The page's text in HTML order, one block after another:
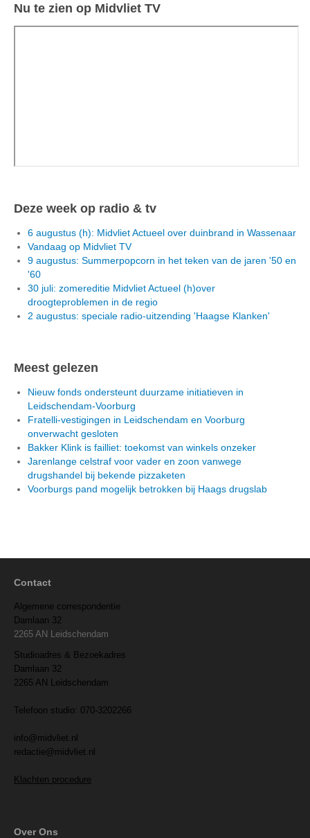
Nu te zien op Midvliet TV
Deze week op radio & tv
6 augustus (h): Midvliet Actueel over duinbrand in Wassenaar
Vandaag op Midvliet TV
9 augustus: Summerpopcorn in het teken van de jaren '50 en
'60
30 juli: zomereditie Midvliet Actueel (h)over
droogteproblemen in de regio
2 augustus: speciale radio-uitzending 'Haagse Klanken'
Meest gelezen
Nieuw fonds ondersteunt duurzame initiatieven in
Leidschendam-Voorburg
Fratelli-vestigingen in Leidschendam en Voorburg
onverwacht gesloten
Bakker Klink is failliet: toekomst van winkels onzeker
Jarenlange celstraf voor vader en zoon vanwege
drugshandel bij bekende pizzaketen
Voorburgs pand mogelijk betrokken bij Haags drugslab
Contact
Algemene correspondentie
Damlaan 32
2265 AN Leidschendam
Studioadres & Bezoekadres
Damlaan 32
2265 AN Leidschendam
Telefoon studio: 070-3202266
info@midvliet.nl
redactie@midvliet.nl
Klachten procedure
Over Ons